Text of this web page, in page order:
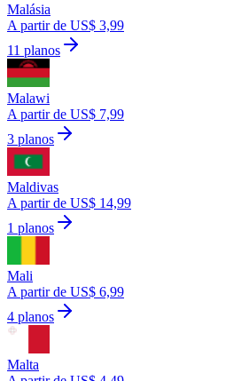
Malásia
A partir de US$ 3,99
11 planos
Malawi
A partir de US$ 7,99
3 planos
Maldivas
A partir de US$ 14,99
1 planos
Mali
A partir de US$ 6,99
4 planos
Malta